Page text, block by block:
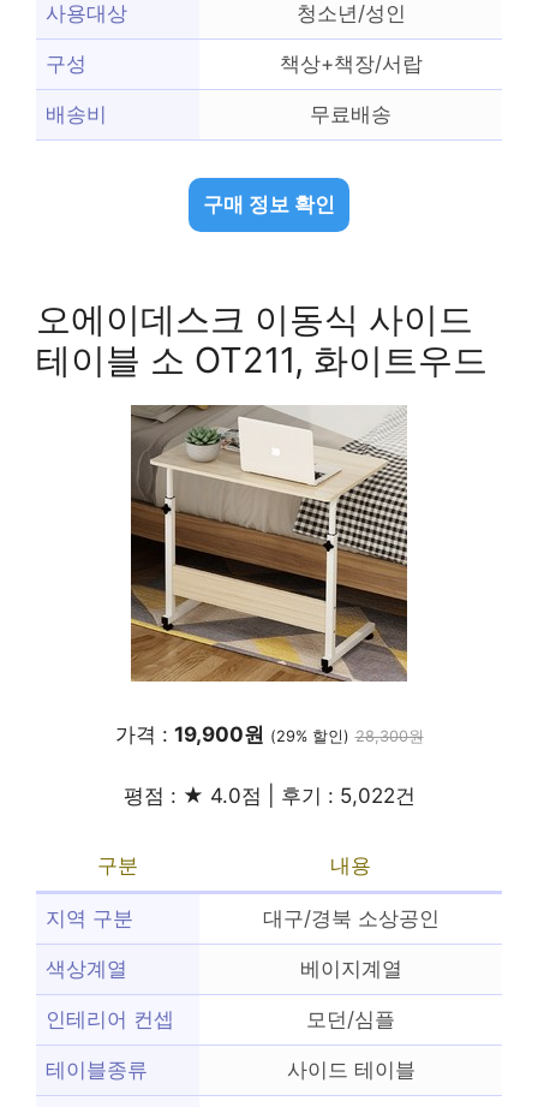
사용대상 청소년/성인
구성 책상+책장/서랍
배송비 무료배송
구매 정보 확인
오에이데스크 이동식 사이드
테이블 소 OT211, 화이트우드
가격 : 19,900원 (29% 할인) 28,300원
평점 : ★ 4.0점 | 후기 : 5,022건
구분 내용
지역 구분 대구/경북 소상공인
색상계열 베이지계열
인테리어 컨셉 모던/심플
테이블종류 사이드 테이블